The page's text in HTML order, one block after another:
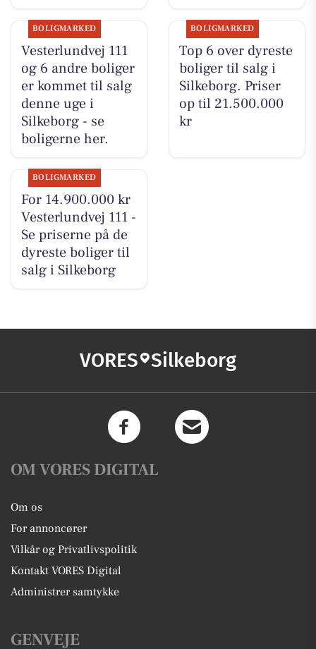
BOLIGMARKED
Vesterlundvej 111
og 6 andre boliger
er kommet til salg
denne uge i
Silkeborg - se
boligerne her.
BOLIGMARKED
Top 6 over dyreste
boliger til salg i
Silkeborg. Priser
op til 21.500.000
kr
BOLIGMARKED
For 14.900.000 kr
Vesterlundvej 111 -
Se priserne på de
dyreste boliger til
salg i Silkeborg
VORES Silkeborg
OM VORES DIGITAL
Om os
For annoncører
Vilkår og Privatlivspolitik
Kontakt VORES Digital
Administrer samtykke
GENVEJE